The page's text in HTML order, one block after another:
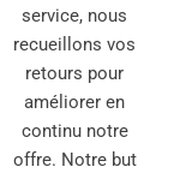
service, nous
recueillons vos
retours pour
améliorer en
continu notre
offre. Notre but